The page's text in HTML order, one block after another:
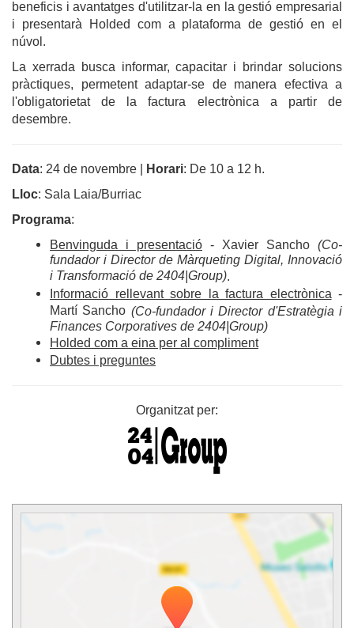
beneficis i avantatges d'utilitzar-la en la gestió empresarial
i presentarà Holded com a plataforma de gestió en el
núvol.
La xerrada busca informar, capacitar i brindar solucions
pràctiques, permetent adaptar-se de manera efectiva a
l'obligatorietat de la factura electrònica a partir de
desembre.
Data: 24 de novembre Horari: De 10 a 12 h.
Lloc: Sala Laia/Burriac
Programa:
Benvinguda i presentació - Xavier Sancho (Co-
fundador i Director de Màrqueting Digital, Innovació
i Transformació de 2404|Group).
Informació rellevant sobre la factura electrònica -
Martí Sancho (Co-fundador i Director d'Estratègia i
Finances Corporatives de 2404|Group)
Holded com a eina per al compliment
Dubtes i preguntes
Organitzat per: